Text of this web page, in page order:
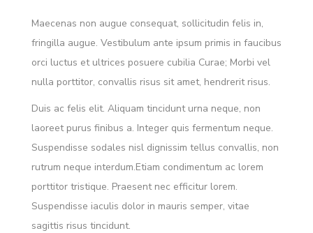
Maecenas non augue consequat, sollicitudin felis in,
fringilla augue. Vestibulum ante ipsum primis in faucibus
orci luctus et ultrices posuere cubilia Curae; Morbi vel
nulla porttitor, convallis risus sit amet, hendrerit risus.
Duis ac felis elit. Aliquam tincidunt urna neque, non
laoreet purus finibus a. Integer quis fermentum neque.
Suspendisse sodales nisl dignissim tellus convallis, non
rutrum neque interdum.Etiam condimentum ac lorem
porttitor tristique. Praesent nec efficitur lorem.
Suspendisse iaculis dolor in mauris semper, vitae
sagittis risus tincidunt.